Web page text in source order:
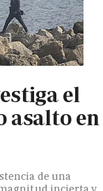
el
asalto en
de una
incierta y